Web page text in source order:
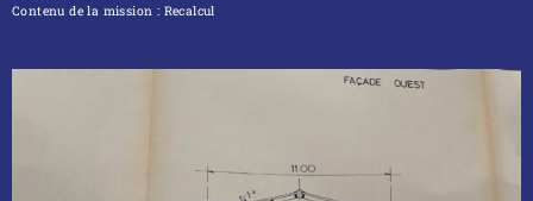
Contenu de la mission : Recalcul